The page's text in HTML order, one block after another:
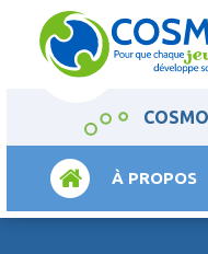
ACCUEILÀ PROPOS